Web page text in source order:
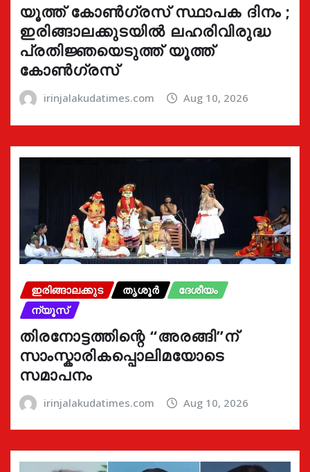
യൂത്ത് കോൺഗ്രസ്‌ സ്ഥാപക ദിനം ;
ഇരിങ്ങാലക്കുടയിൽ ലഹരിവിരുദ്ധ
പ്രതിജ്ഞയെടുത്ത് യൂത്ത്
കോൺഗ്രസ്
irinjalakudatimes.com Aug 10, 2026
ഇരിങ്ങാലക്കുട തൃശൂർ
ദേശീയം
ന്യൂസ്
തിരനോട്ടത്തിന്റെ “അരങ്ങി”ന്
സാംസ്കാരികപ്പൊലിമയോടെ
സമാപനം
irinjalakudatimes.com Aug 10, 2026